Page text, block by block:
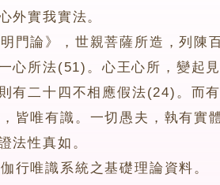
外實我實法。
論》，世親菩薩所造，列陳
心所法(51)。心王心所，變起
有二十四不相應假法(24)。而
唯有識。一切愚夫，執有實體
法性真如。
唯識系統之基礎理論資料。